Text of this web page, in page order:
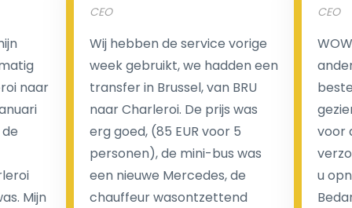
luchthaventaxi's is een vast tarief voor uw rit. In
tegenstelling tot traditionele taxi's met taxameter
brengen wij u geen extra kosten in rekening voor de
nachtrit.
We hebben geen ophaaltarief of extra kosten voor
wachttijd als uw vlucht vertraging heeft.
Kijk op onze website voor meer informatie over uw
transferkosten. Ons boekingsformulier bevat alle
naar
Mijn
CEO
Wij hebben de service vorige
week gebruikt, we hadden een
transfer in Brussel, van BRU
naar Charleroi. De prijs was
erg goed, (85 EUR voor 5
personen), de mini-bus was
een nieuwe Mercedes, de
chauffeur wasontzettend
CEO
voor
u